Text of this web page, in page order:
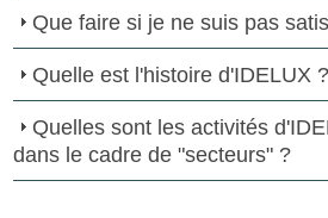
Que faire si je ne suis pas
Quelle est l'histoire d'IDELUX ?
Quelles sont les activités
dans le cadre de "secteurs" ?